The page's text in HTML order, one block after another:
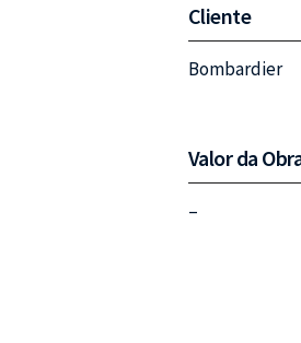
Cliente
Bombardier
Valor da
–